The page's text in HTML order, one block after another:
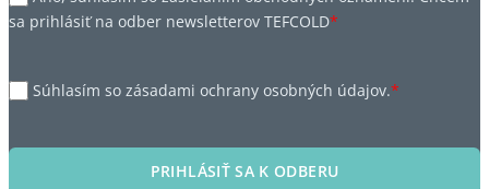
sa prihlásiť na odber newsletterov TEFCOLD*
Súhlasím so zásadami ochrany osobných údajov.*
PRIHLÁSIŤ SA K ODBERU